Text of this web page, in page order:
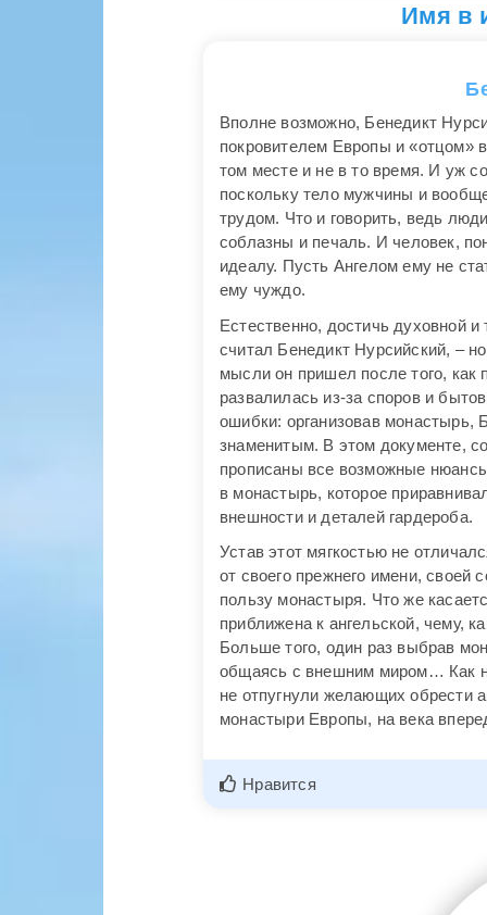
Имя в
Вполне возможно, Бенедикт
покровителем Европы и «отцом»
том месте и не в то время. И уж
поскольку тело мужчины и
трудом. Что и говорить, ведь
соблазны и печаль. И человек,
идеалу. Пусть Ангелом ему не
ему чуждо.
Естественно, достичь духовной
считал Бенедикт Нурсийский, –
мысли он пришел после того, как
развалилась из-за споров и
ошибки: организовав монастырь,
знаменитым. В этом документе,
прописаны все возможные
в монастырь, которое
внешности и деталей гардероба.
Устав этот мягкостью не
от своего прежнего имени, своей
пользу монастыря. Что же
приближена к ангельской, чему,
Больше того, один раз выбрав
общаясь с внешним миром… Как
не отпугнули желающих обрести
монастыри Европы, на века
Нравится